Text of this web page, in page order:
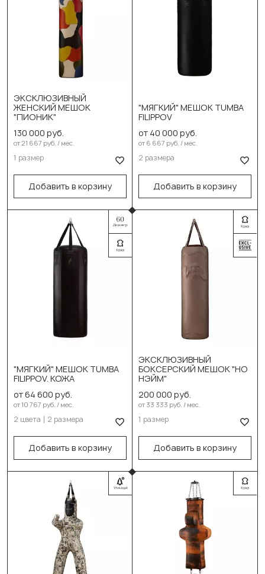
ЭКСКЛЮЗИВНЫЙ
ЖЕНСКИЙ МЕШОК
"ПИОНИК"
130 000 руб.
от 21 667 руб. / мес.
1 размер
Добавить в корзину
Выберите размер:
150см/40см/68-70кг
"МЯГКИЙ" МЕШОК TUMBA
FILIPPOV
от 40 000 руб.
от 6 667 руб. / мес.
2 размера
Добавить в корзину
120см/60см/100кг
150см/60см/120кг
"МЯГКИЙ" МЕШОК TUMBA
FILIPPOV. КОЖА
от 64 600 руб.
от 10 767 руб. / мес.
2 цвета 2 размера
Добавить в корзину
Коричневый
Выберите размер:
120см/60см/100кг
В корзину
ЭКСКЛЮЗИВНЫЙ
БОКСЕРСКИЙ МЕШОК "НО
НЭЙМ"
200 000 руб.
от 33 333 руб. / мес.
1 размер
Добавить в корзину
Выберите размер:
150см/45см/68-70кг
Выберите цвет:
Чёрный
Синий